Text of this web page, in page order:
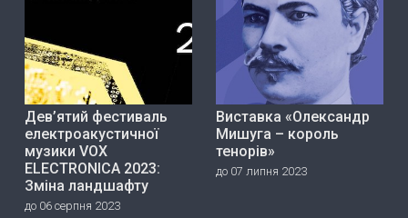
Дев’ятий фестиваль
електроакустичної
музики VOX
ELECTRONICA 2023:
Зміна ландшафту
до 06 серпня 2023
Виставка «Олександр
Мишуга – король
тенорів»
до 07 липня 2023